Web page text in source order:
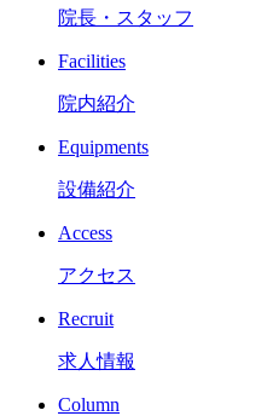
院長・スタッフ
Facilities
院内紹介
Equipments
設備紹介
Access
アクセス
Recruit
求人情報
Column